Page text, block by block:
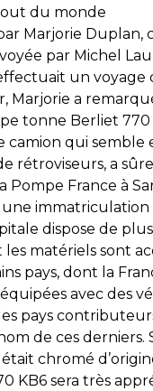
du monde
Marjorie Duplan,
par Michel
un voyage
Marjorie a
tonne Berliet
camion qui semble
rétroviseurs, a
Pompe France à
immatriculation
dispose de
les matériels sont
pays, dont la
avec des
pays
de ces derniers.
était chromé
KB6 sera très